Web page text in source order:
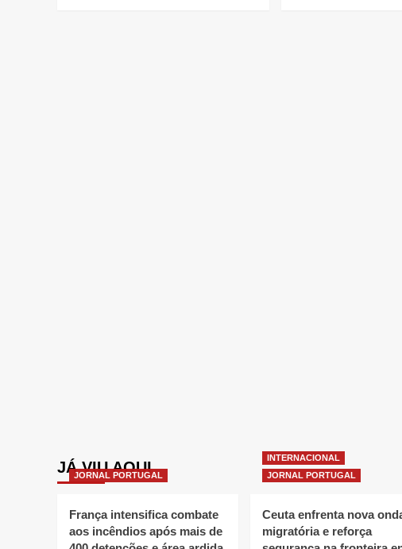
JÁ VIU AQUI
JORNAL PORTUGAL
França intensifica combate
aos incêndios após mais de
INTERNACIONAL
JORNAL PORTUGAL
Ceuta enfrenta nova
migratória e reforça